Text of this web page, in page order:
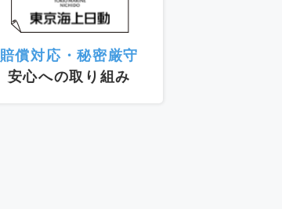
賠償対応・秘密厳守
安心への取り組み